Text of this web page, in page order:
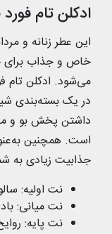
ادکلن تام
این عطر زنانه و
خاص و جذاب برای
در یک بسته‌بندی
داشتن پخش بو و
است. همچنین
جذابیت زیادی به
نت اولیه:
نت میانی:
نت پایه: